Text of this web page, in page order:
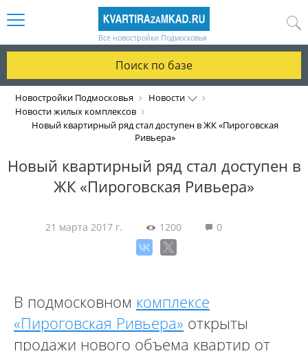
Все новостройки Подмосковья
Поиск по базе
Новостройки Подмосковья
Новости
Новости жилых комплексов
Новый квартирный ряд стал доступен в ЖК «Пироговская
Ривьера»
Новый квартирный ряд стал доступен в
ЖК «Пироговская Ривьера»
21 марта 2017 г. 1200 0
В подмосковном комплексе
«Пироговская Ривьера» открыты
продажи нового объема квартир от